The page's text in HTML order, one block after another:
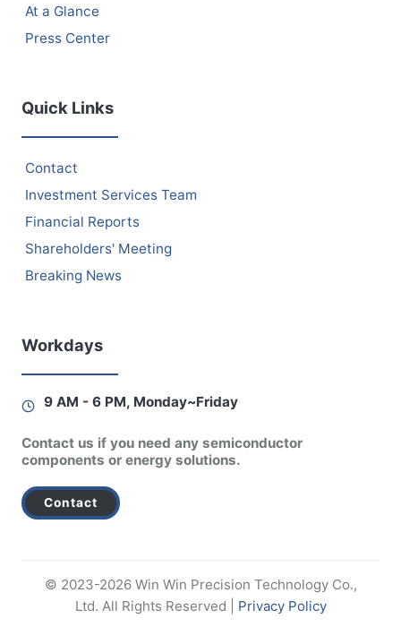
At a Glance
Press Center
Quick Links
Contact
Investment Services Team
Financial Reports
Shareholders' Meeting
Breaking News
Workdays
9 AM - 6 PM, Monday~Friday
Contact us if you need any semiconductor
components or energy solutions.
Contact
© 2023-2026 Win Win Precision Technology Co.,
Ltd. All Rights Reserved | Privacy Policy